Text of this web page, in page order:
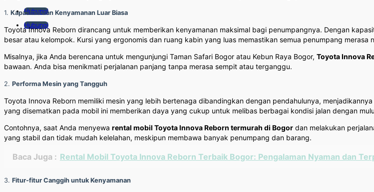
Hubungi
Hubungi
1. Kapasitas dan Kenyamanan Luar Biasa
Toyota Innova Reborn dirancang untuk memberikan kenyamanan maksimal bagi penumpangnya. Dengan
besar atau kelompok. Kursi yang ergonomis dan ruang kabin yang luas memastikan semua penumpang merasa
Misalnya, jika Anda berencana untuk mengunjungi Taman Safari Bogor atau Kebun Raya Bogor, Toyota Innova
bawaan. Anda bisa menikmati perjalanan panjang tanpa merasa sempit atau terganggu.
2. Performa Mesin yang Tangguh
Toyota Innova Reborn memiliki mesin yang lebih bertenaga dibandingkan dengan pendahulunya,
yang disematkan pada mobil ini memberikan daya yang cukup untuk melibas berbagai kondisi jalan dengan
Contohnya, saat Anda menyewa rental mobil Toyota Innova Reborn termurah di Bogor dan melakukan
yang stabil dan tidak mudah kelelahan, meskipun membawa banyak penumpang dan barang.
Baca Juga : Rental Mobil Toyota Innova Reborn Terbaik Bogor: Pengalaman Nyaman dan
3. Fitur-fitur Canggih untuk Kenyamanan